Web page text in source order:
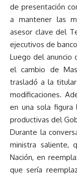
de presentación
a mantener las
asesor clave del
ejecutivos de
Luego del anuncio
el cambio de
trasladó a la
modificaciones.
en una sola figura
productivas del
Durante la
ministra saliente,
Nación, en
que sería